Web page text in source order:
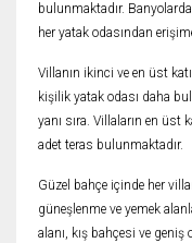
bulunmaktadır.
her yatak odasından
Villanın ikinci ve en üst
kişilik yatak odası daha
yanı sıra. Villaların en üst
adet teras bulunmaktadır.
Güzel bahçe içinde her
güneşlenme ve yemek
alanı, kış bahçesi ve geniş